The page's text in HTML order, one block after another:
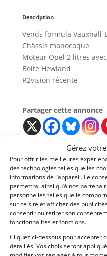
Gérez
Pour offrir les meilleures
des technologies telles que les
informations de l’appareil. Le
permettra, ainsi qu’à nos
personnelles telles que le
sur ce site et afficher des
consentir ou retirer son
fonctionnalités et fonctions.
Cliquez ci-dessous pour accepter
détaillés. Vos choix seront
Description
Vends formula Vauxhall-
Châssis monocoque
Moteur Opel 2 litres
Boite Hewland
R2vision récente
Partager cette annonce
Passeports
Passeport ASN
Voir les 5 annonces deAUTO